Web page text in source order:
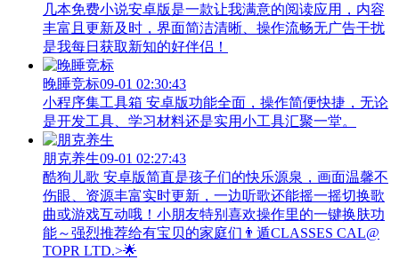
几本免费小说安卓版是一款让我满意的阅读应用，内容
丰富且更新及时，界面简洁清晰、操作流畅无广告干扰
是我每日获取新知的好伴侣！
晚睡竞标09-01 02:30:43
小程序集工具箱 安卓版功能全面，操作简便快捷，无论
是开发工具、学习材料还是实用小工具汇聚一堂。
朋克养生09-01 02:27:43
酷狗儿歌 安卓版简直是孩子们的快乐源泉，画面温馨不
伤眼、资源丰富实时更新，一边听歌还能摇一摇切换歌
曲或游戏互动哦！小朋友特别喜欢操作里的一键换肤功
能～强烈推荐给有宝贝的家庭们👨‍遁️CLASSES CAL@
TOPR LTD.>🌟